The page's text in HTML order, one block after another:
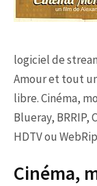
logiciel de
Amour et tout
libre. Cinéma,
Blueray, BRRIP,
HDTV ou
Cinéma,